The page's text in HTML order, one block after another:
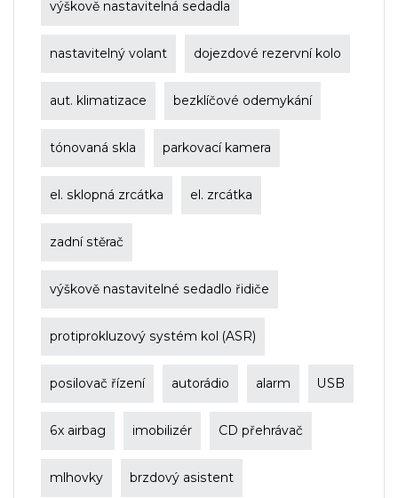
výškově nastavitelná sedadla
nastavitelný volant dojezdové rezervní kolo
aut. klimatizace bezklíčové odemykání
tónovaná skla parkovací kamera
el. sklopná zrcátka el. zrcátka
zadní stěrač
výškově nastavitelné sedadlo řidiče
protiprokluzový systém kol (ASR)
posilovač řízení autorádio alarm USB
6x airbag imobilizér CD přehrávač
mlhovky brzdový asistent